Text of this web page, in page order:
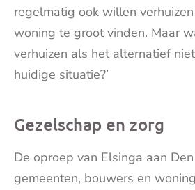
regelmatig ook willen
woning te groot vinden. Maar
verhuizen als het alternatief
huidige situatie?’
Gezelschap en zorg
De oproep van Elsinga aan
gemeenten, bouwers en